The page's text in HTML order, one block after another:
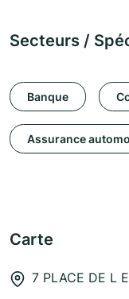
Secteurs /
Banque
Assurance
Carte
7 PLACE DE L